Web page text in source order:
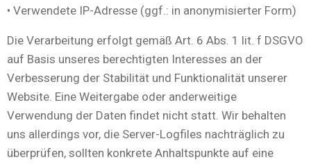
• Verwendete IP-Adresse (ggf.: in anonymisierter Form)
Die Verarbeitung erfolgt gemäß Art. 6 Abs. 1 lit. f DSGVO
auf Basis unseres berechtigten Interesses an der
Verbesserung der Stabilität und Funktionalität unserer
Website. Eine Weitergabe oder anderweitige
Verwendung der Daten findet nicht statt. Wir behalten
uns allerdings vor, die Server-Logfiles nachträglich zu
überprüfen, sollten konkrete Anhaltspunkte auf eine